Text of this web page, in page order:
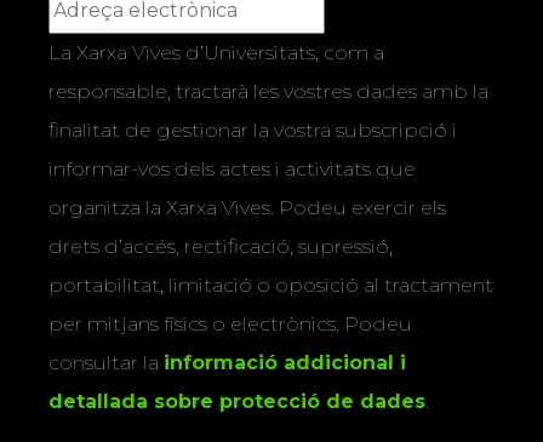
La Xarxa Vives d’Universitats, com a
responsable, tractarà les vostres dades amb la
finalitat de gestionar la vostra subscripció i
informar-vos dels actes i activitats que
organitza la Xarxa Vives. Podeu exercir els
drets d’accés, rectificació, supressió,
portabilitat, limitació o oposició al tractament
per mitjans físics o electrònics. Podeu
consultar la informació addicional i
detallada sobre protecció de dades.